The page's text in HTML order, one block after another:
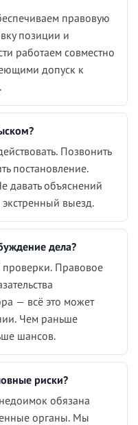
правовую
позиции и
работаем совместно
допуск к
Позвонить
постановление.
давать объяснений
выезд.
дела?
проверки. Правовое
— всё это может
Чем раньше
шансов.
риски?
обязана
органы. Мы